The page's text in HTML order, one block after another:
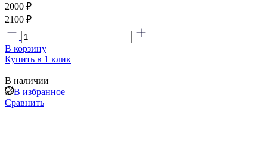
2000 ₽
2100 ₽
В корзину
Купить в 1 клик
В наличии
В избранное
Сравнить